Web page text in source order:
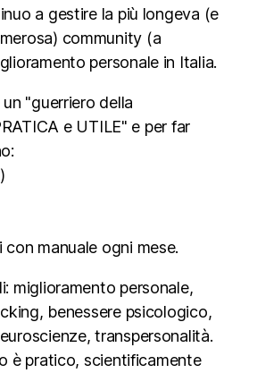
a gestire la più longeva (e
community (a
personale in Italia.
"guerriero della
e UTILE" e per far
manuale ogni mese.
miglioramento personale,
benessere psicologico,
transpersonalità.
è pratico, scientificamente